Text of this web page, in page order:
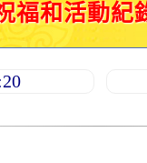
福和活動紀